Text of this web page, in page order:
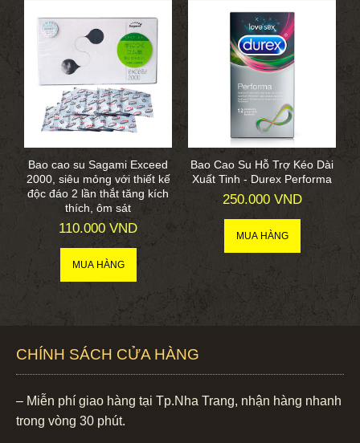
Bao cao su Sagami Exceed
2000, siêu mỏng với thiết kế
độc đáo 2 lần thắt tăng kích
thích, ôm sát
110.000 VND
Bao Cao Su Hỗ Trợ Kéo Dài
Xuất Tinh - Durex Performa
250.000 VND
CHÍNH SÁCH CỬA HÀNG
– Miễn phí giao hàng tại Tp.Nha Trang, nhận hàng nhanh
trong vòng 30 phút.